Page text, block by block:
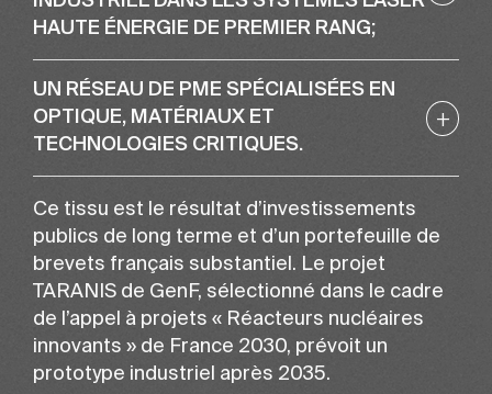
HAUTE ÉNERGIE DE PREMIER RANG;
UN RÉSEAU DE PME SPÉCIALISÉES EN
OPTIQUE, MATÉRIAUX ET
TECHNOLOGIES CRITIQUES.
+
Ce tissu est le résultat d’investissements
publics de long terme et d’un portefeuille de
brevets français substantiel. Le projet
TARANIS de GenF, sélectionné dans le cadre
de l’appel à projets « Réacteurs nucléaires
innovants » de France 2030, prévoit un
prototype industriel après 2035.